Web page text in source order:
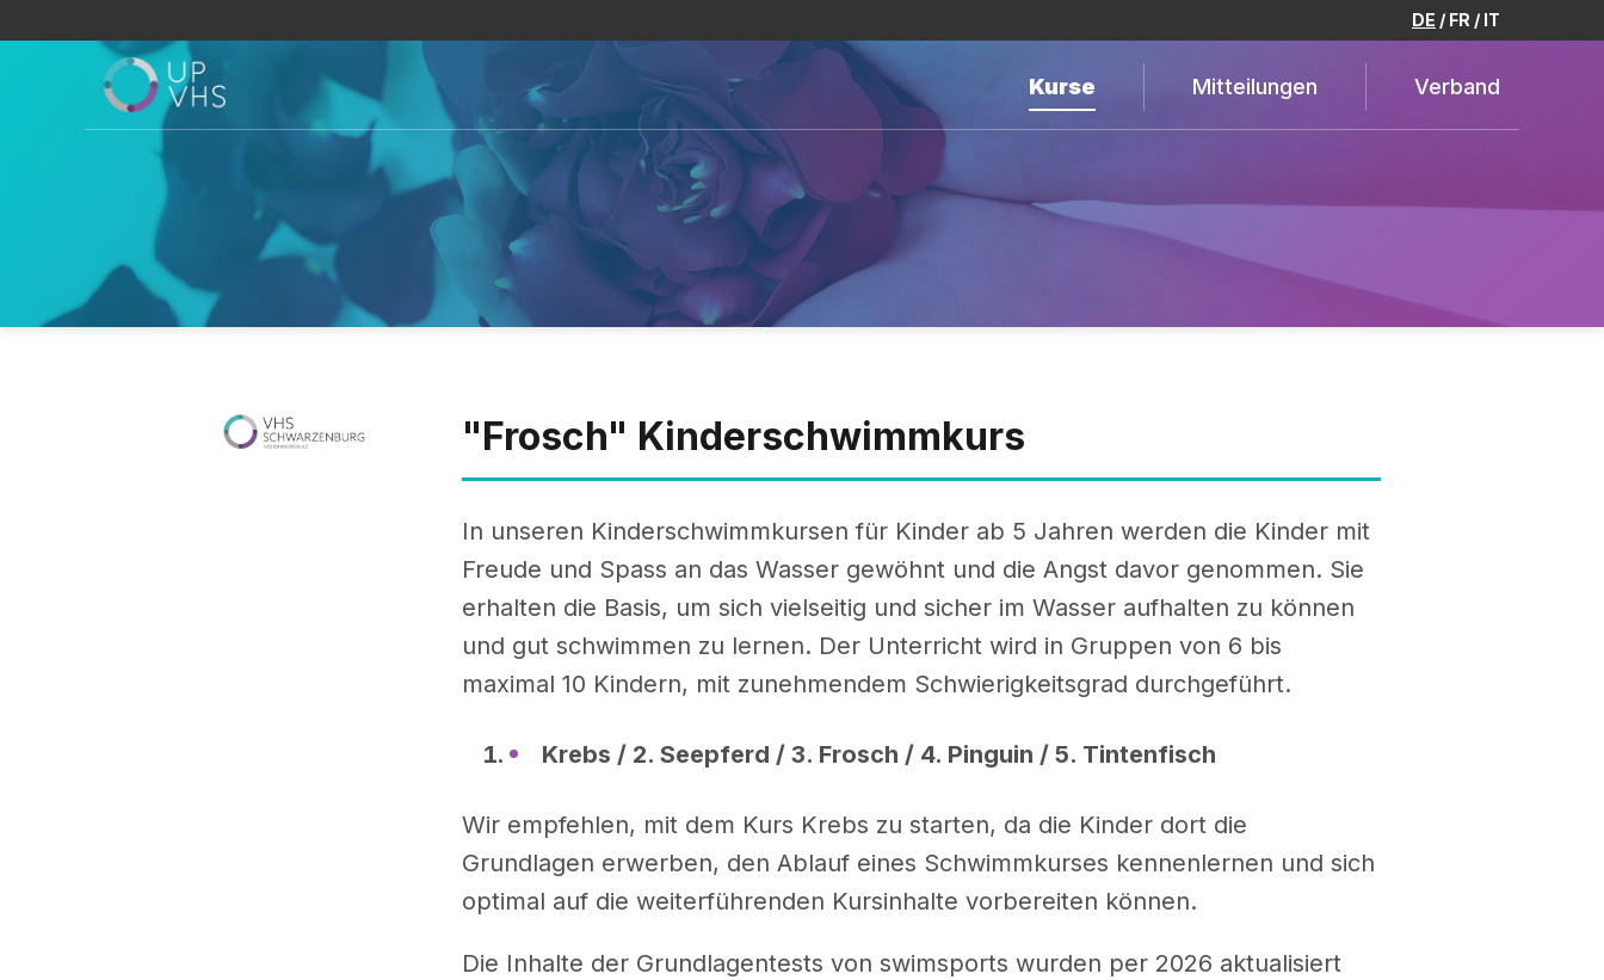
DE FR IT
Kurse Mitteilungen Verband
"Frosch" Kinderschwimmkurs
In unseren Kinderschwimmkursen für Kinder ab 5 Jahren werden die Kinder mit
Freude und Spass an das Wasser gewöhnt und die Angst davor genommen. Sie
erhalten die Basis, um sich vielseitig und sicher im Wasser aufhalten zu können
und gut schwimmen zu lernen. Der Unterricht wird in Gruppen von 6 bis
maximal 10 Kindern, mit zunehmendem Schwierigkeitsgrad durchgeführt.
Krebs / 2. Seepferd / 3. Frosch / 4. Pinguin / 5. Tintenfisch
Wir empfehlen, mit dem Kurs Krebs zu starten, da die Kinder dort die
Grundlagen erwerben, den Ablauf eines Schwimmkurses kennenlernen und sich
optimal auf die weiterführenden Kursinhalte vorbereiten können.
Die Inhalte der Grundlagentests von swimsports wurden per 2026 aktualisiert